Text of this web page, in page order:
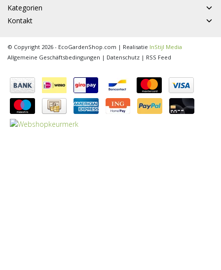
Kategorien
Kontakt
© Copyright 2026 - EcoGardenShop.com | Realisatie InStijl Media
Allgemeine Geschäftsbedingungen | Datenschutz | RSS Feed